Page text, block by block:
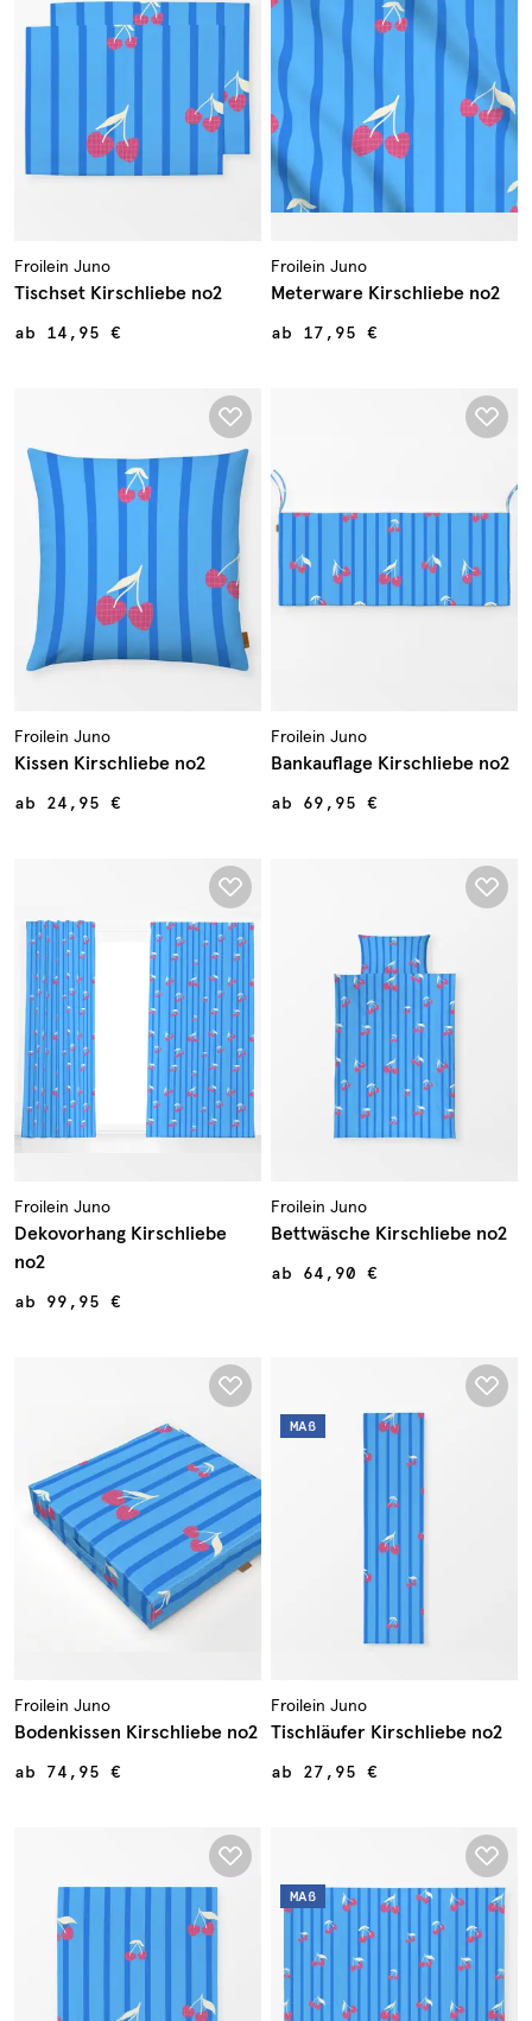
Froilein Juno
Tischset Kirschliebe no2
ab 14,95 €
Froilein Juno
Meterware Kirschliebe no2
ab 17,95 €
Froilein Juno
Kissen Kirschliebe no2
ab 24,95 €
Froilein Juno
Bankauflage Kirschliebe no2
ab 69,95 €
Froilein Juno
Dekovorhang Kirschliebe
no2
ab 99,95 €
Froilein Juno
Bettwäsche Kirschliebe no2
ab 64,90 €
Froilein Juno
Bodenkissen Kirschliebe no2
ab 74,95 €
MAß
Froilein Juno
Tischläufer Kirschliebe no2
ab 27,95 €
MAß